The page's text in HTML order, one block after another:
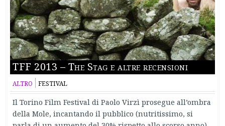
TFF 2013 – The Stag e altre recensioni
ALTRO FESTIVAL
Il Torino Film Festival di Paolo Virzì prosegue all’ombra
della Mole, incantando il pubblico (nutritissimo, si